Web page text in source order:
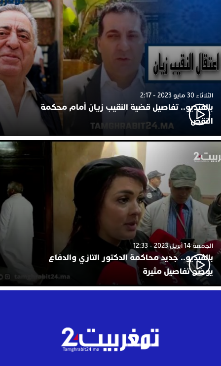
الثلاثاء 30 مايو 2023 - 2:17
بالفيديو.. تفاصيل قضية النقيب زيان أمام محكمة
النقض
الجمعة 14 أبريل 2023 - 12:33
بالفيديو.. جديد محاكمة الدكتور التازي والدفاع
يوضح تفاصيل مثيرة